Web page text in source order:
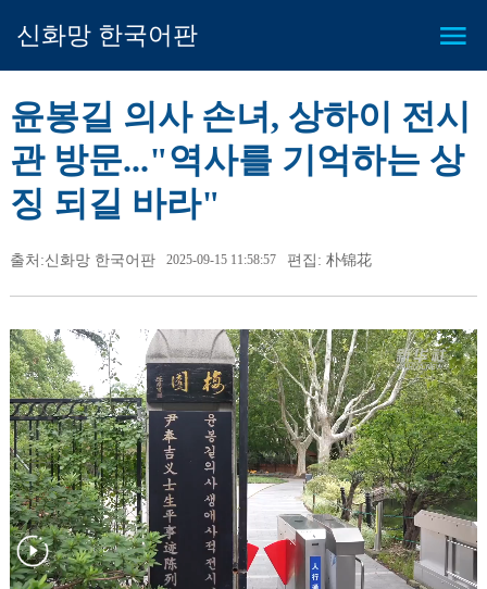
신화망 한국어판
윤봉길 의사 손녀, 상하이 전시
관 방문..."역사를 기억하는 상
징 되길 바라"
출처:신화망 한국어판 2025-09-15 11:58:57 편집: 朴锦花